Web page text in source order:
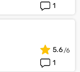
1
1
5.6